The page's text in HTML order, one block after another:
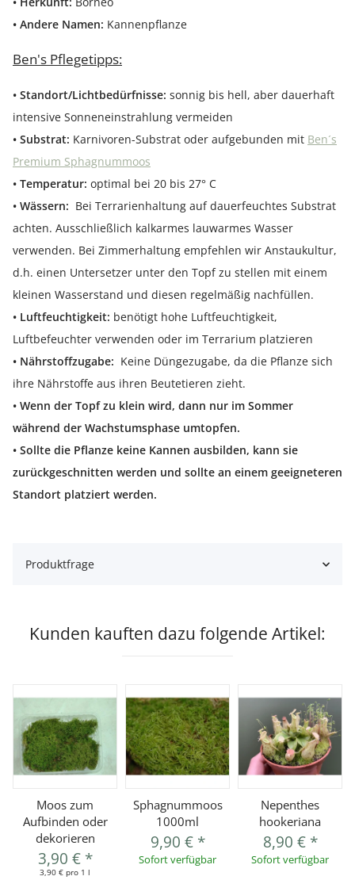
• Andere Namen: Kannenpflanze
Ben's Pflegetipps:
• Standort/Lichtbedürfnisse: sonnig bis hell, aber dauerhaft
intensive Sonneneinstrahlung vermeiden
• Substrat: Karnivoren-Substrat oder aufgebunden mit Ben´s
Premium Sphagnummoos
• Temperatur: optimal bei 20 bis 27° C
• Wässern: Bei Terrarienhaltung auf dauerfeuchtes Substrat
achten. Ausschließlich kalkarmes lauwarmes Wasser
verwenden. Bei Zimmerhaltung empfehlen wir Anstaukultur,
d.h. einen Untersetzer unter den Topf zu stellen mit einem
kleinen Wasserstand und diesen regelmäßig nachfüllen.
• Luftfeuchtigkeit: benötigt hohe Luftfeuchtigkeit,
Luftbefeuchter verwenden oder im Terrarium platzieren
• Nährstoffzugabe: Keine Düngezugabe, da die Pflanze sich
ihre Nährstoffe aus ihren Beutetieren zieht.
• Wenn der Topf zu klein wird, dann nur im Sommer
während der Wachstumsphase umtopfen.
• Sollte die Pflanze keine Kannen ausbilden, kann sie
zurückgeschnitten werden und sollte an einem geeigneteren
Standort platziert werden.
Produktfrage
Kunden kauften dazu folgende Artikel:
Moos zum
Aufbinden oder
dekorieren
3,90 € *
3,90 € pro 1 l
Sphagnummoos
1000ml
9,90 € *
Sofort verfügbar
Nepenthes
hookeriana
8,90 € *
Sofort verfügbar